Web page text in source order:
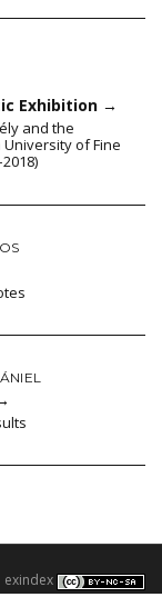
Exhibition →
and the
of Fine
exindex